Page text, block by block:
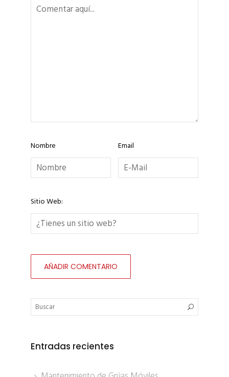
Nombre Email
Sitio Web:
Entradas recientes